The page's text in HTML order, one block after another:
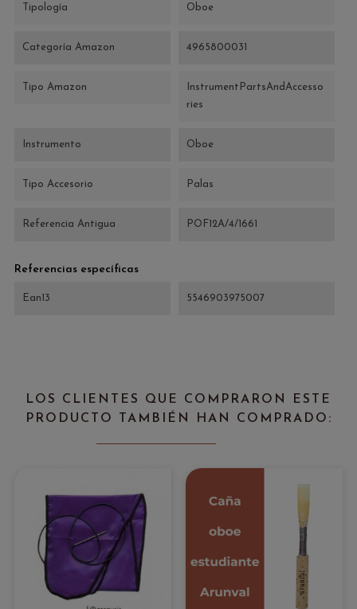
Tipología Oboe
Categoría Amazon 4965800031
Tipo Amazon
InstrumentPartsAndAccesso
ries
Instrumento Oboe
Tipo Accesorio Palas
Referencia Antigua POF12A/4/1661
Referencias específicas
Ean13 5546903975007
LOS CLIENTES QUE COMPRARON ESTE
PRODUCTO TAMBIÉN HAN COMPRADO: